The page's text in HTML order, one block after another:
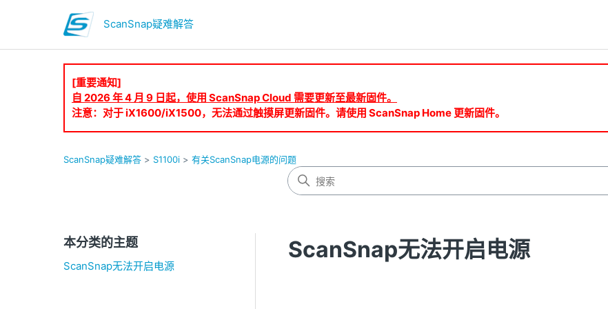
ScanSnap疑难解答
[重要通知]
自 2026 年 4 月 9 日起，使用 ScanSnap Cloud 需要更新至最新固件。
注意：对于 iX1600/iX1500，无法通过触摸屏更新固件。请使用 ScanSnap Home 更新固件。
ScanSnap疑难解答 S1100i 有关ScanSnap电源的问题
本分类的主题
ScanSnap无法开启电源
ScanSnap无法开启电源